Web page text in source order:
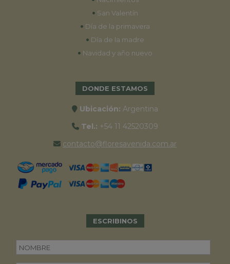
• San Valentín
• Día de la primavera
• Día de la madre
• Navidad y año nuevo
DONDE ESTAMOS
Ubicación: Argentina
Tel.: +54 11 42520309
contacto@floresavenida.com.ar
ESCRIBINOS